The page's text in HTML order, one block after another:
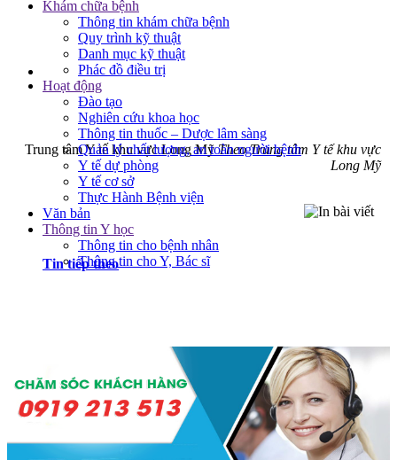
Khám chữa bệnh
Thông tin khám chữa bệnh
Quy trình kỹ thuật
Danh mục kỹ thuật
Phác đồ điều trị
Hoạt động
Đào tạo
Nghiên cứu khoa học
Thông tin thuốc – Dược lâm sàng
Quản lý chất lượng, an toàn người bệnh
Y tế dự phòng
Y tế cơ sở
Thực Hành Bệnh viện
Văn bản
Thông tin Y học
Thông tin cho bệnh nhân
Thông tin cho Y, Bác sĩ
Trung tâm Y tế khu vực Long MỹTheo Trung tâm Y tế khu vực
Long Mỹ
Tin tiếp theo